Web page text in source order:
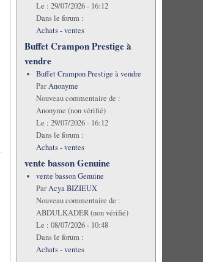
Le : 29/07/2026 - 16:12
Dans le forum :
Achats - ventes
Buffet Crampon Prestige à
vendre
Buffet Crampon Prestige à vendre
ParAnonyme
Nouveau commentaire de :
Anonyme (non vérifié)
Le : 29/07/2026 - 16:12
Dans le forum :
Achats - ventes
vente basson Genuine
vente basson Genuine
ParAcya BIZIEUX
Nouveau commentaire de :
ABDULKADER (non vérifié)
Le : 08/07/2026 - 10:48
Dans le forum :
Achats - ventes